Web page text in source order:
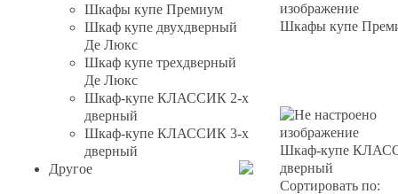
Шкафы купе
Шкаф-купе
дверный
Сортировать по:
Шкафы купе Премиум
Шкаф купе двухдверный
Де Люкс
Шкаф купе трехдверный
Де Люкс
Шкаф-купе КЛАССИК 2-х
дверный
Шкаф-купе КЛАССИК 3-х
дверный
Другое